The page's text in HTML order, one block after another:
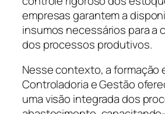
empresas garantem a
insumos necessários para a
dos processos produtivos.
Nesse contexto, a formação
Controladoria e Gestão
uma visão integrada dos